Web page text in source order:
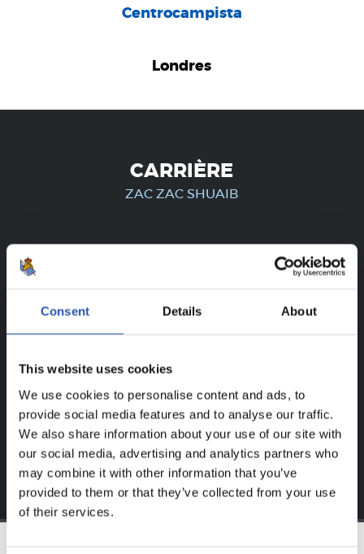
Consent Details About
This website uses cookies
We use cookies to personalise content and ads, to
provide social media features and to analyse our traffic.
We also share information about your use of our site with
our social media, advertising and analytics partners who
may combine it with other information that you’ve
provided to them or that they’ve collected from your use
of their services.
Centrocampista
Londres
CARRIÈRE
ZAC ZAC SHUAIB
UNIQUEMENT POUR LES
Ce contenu est réservé aux utilisateurs enregistrés sur
S'inscrire en cliquant sur l' Identifiant
et profitez du
contenu exclusif pour vous.